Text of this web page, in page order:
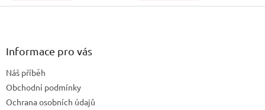
Z
Informace pro vás
Náš příběh
Obchodní podmínky
Ochrana osobních údajů